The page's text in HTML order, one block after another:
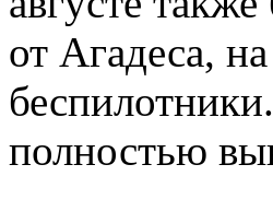
от Агадеса,
полностью